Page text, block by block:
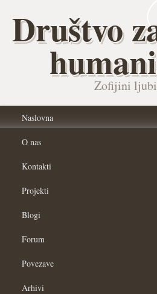
Društvo
Zofijini
Naslovna
O nas
Kontakti
Projekti
Blogi
Forum
Povezave
Arhivi